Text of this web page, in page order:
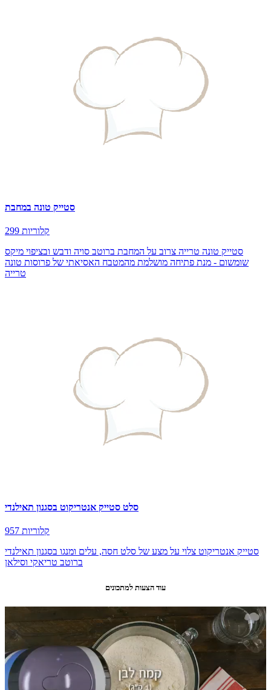
סטייק טונה במחבת
299 קלוריות
סטייק טונה טרייה צרוב על המחבת ברוטב סויה ודבש ובציפוי מיקס
שומשום - מנת פתיחה מושלמת מהמטבח האסיאתי של פרוסות טונה
טרייה
סלט סטייק אנטריקוט בסגנון תאילנדי
957 קלוריות
סטייק אנטריקוט צלוי על מצע של סלט חסה, עלים ומנגו בסגנון תאילנדי
ברוטב טריאקי וסילאן
עוד הצעות למתכונים